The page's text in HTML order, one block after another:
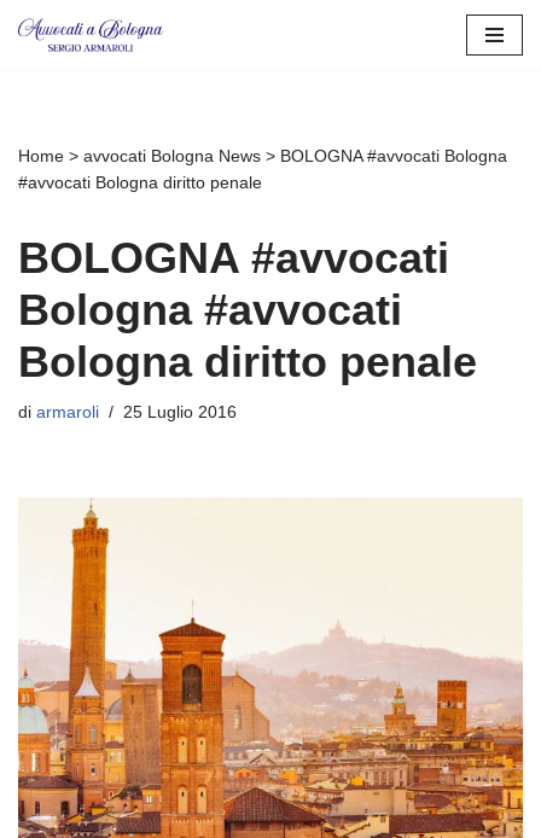
Home > avvocati Bologna News > BOLOGNA #avvocati Bologna
#avvocati Bologna diritto penale
BOLOGNA #avvocati
Bologna #avvocati
Bologna diritto penale
di armaroli 25 Luglio 2016